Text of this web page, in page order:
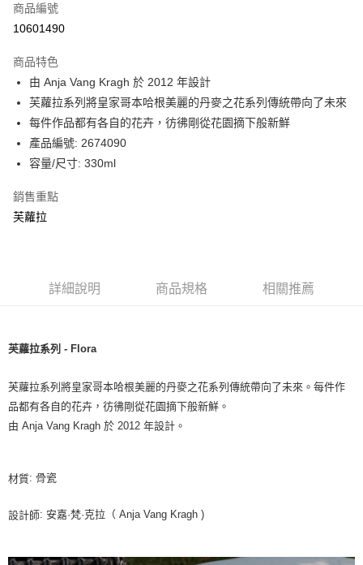
商品編號
10601490
商品特色
由 Anja Vang Kragh 於 2012 年設計
芙蘿拉系列將皇家哥本哈根美麗的丹麥之花系列傳統帶向了未來
每件作品都有各自的花卉，彷彿剛從花園摘下般新鮮
產品編號: 2674090
容量/尺寸: 330ml
銷售重點
芙蘿拉
詳細說明 商品規格 相關推薦
芙蘿拉系列 - Flora
芙蘿拉系列將皇家哥本哈根美麗的丹麥之花系列傳統帶向了未來。每件作
品都有各自的花卉，彷彿剛從花園摘下般新鮮。
由 Anja Vang Kragh 於 2012 年設計。
材質: 骨瓷
設計師: 安嘉·梵·克拉（ Anja Vang Kragh )